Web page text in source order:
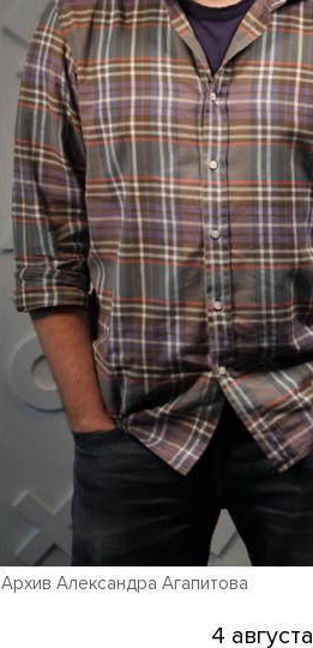
Архив Александра Агапитова
4 августа